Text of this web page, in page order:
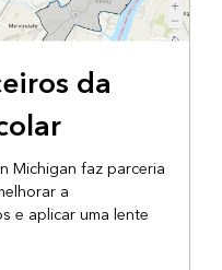
da
Michigan faz parceria
a
e aplicar uma lente